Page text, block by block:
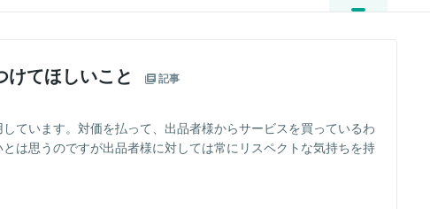
てほしいこと 記事
ています。対価を払って、出品者様からサービスを買っているわ
は思うのですが出品者様に対しては常にリスペクトな気持ちを持